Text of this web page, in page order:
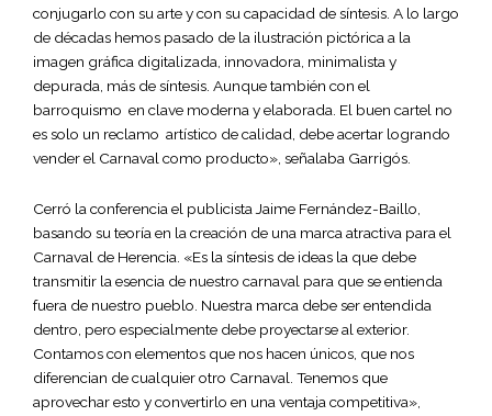
conjugarlo con su arte y con su capacidad de síntesis. A lo largo
de décadas hemos pasado de la ilustración pictórica a la
imagen gráfica digitalizada, innovadora, minimalista y
depurada, más de síntesis. Aunque también con el
barroquismo en clave moderna y elaborada. El buen cartel no
es solo un reclamo artístico de calidad, debe acertar logrando
vender el Carnaval como producto», señalaba Garrigós.
Cerró la conferencia el publicista Jaime Fernández-Baillo,
basando su teoría en la creación de una marca atractiva para el
Carnaval de Herencia. «Es la síntesis de ideas la que debe
transmitir la esencia de nuestro carnaval para que se entienda
fuera de nuestro pueblo. Nuestra marca debe ser entendida
dentro, pero especialmente debe proyectarse al exterior.
Contamos con elementos que nos hacen únicos, que nos
diferencian de cualquier otro Carnaval. Tenemos que
aprovechar esto y convertirlo en una ventaja competitiva»,